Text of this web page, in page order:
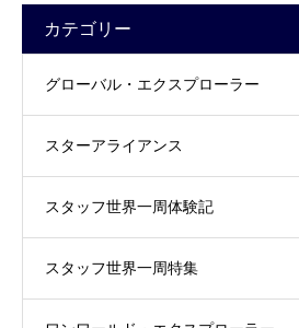
カテゴリー
グローバル・エクスプローラー
スターアライアンス
スタッフ世界一周体験記
スタッフ世界一周特集